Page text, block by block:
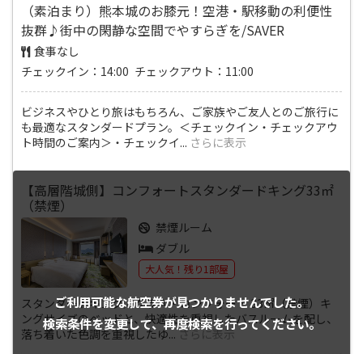
（素泊まり）熊本城のお膝元！空港・駅移動の利便性
抜群♪街中の閑静な空間でやすらぎを/SAVER
食事なし
チェックイン：14:00 チェックアウト：11:00
ビジネスやひとり旅はもちろん、ご家族やご友人とのご旅行に
も最適なスタンダードプラン。＜チェックイン・チェックアウ
ト時間のご案内＞・チェックイ... さらに表示
ご利用可能な航空券が見つかりませんでした。
検索条件を変更して、再度検索を行ってください。
【高層階城側】コンフォートスタンダードキング33㎡
（禁煙）
禁煙ルーム
ダブル
大人気！残り1部屋
スタンダードキング／クラス・コンフォート 33㎡（禁煙）キ
ングサイズのベッドと、快適性を重視したバスルームを配し、
落ち着いた色調を重視したゆ... さらに表示